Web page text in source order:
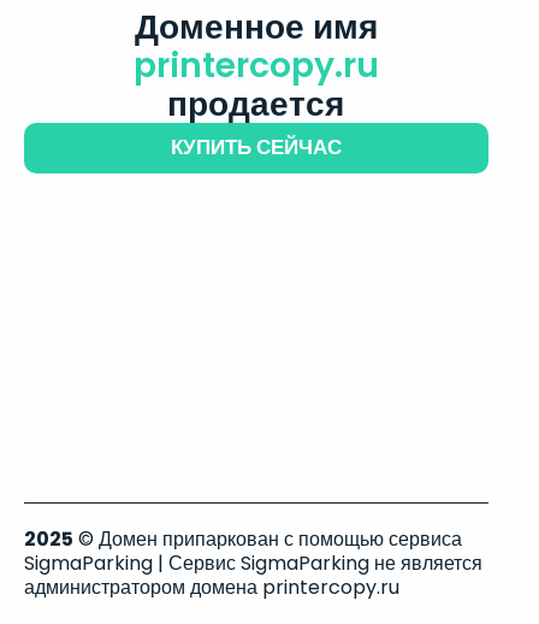
Доменное имя
printercopy.ru
продается
КУПИТЬ СЕЙЧАС
2025 © Домен припаркован с помощью сервиса
SigmaParking | Сервис SigmaParking не является
администратором домена printercopy.ru